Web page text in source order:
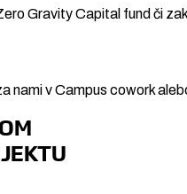
Gravity Capital fund či
nami v Campus cowork